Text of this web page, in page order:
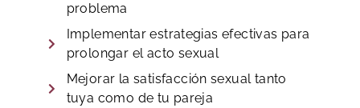
problema
Implementar estrategias efectivas para
prolongar el acto sexual
Mejorar la satisfacción sexual tanto
tuya como de tu pareja